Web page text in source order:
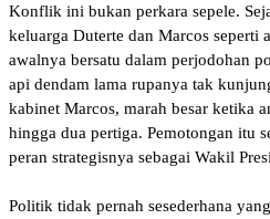
Konflik ini bukan perkara sepele.
keluarga Duterte dan Marcos seperti
awalnya bersatu dalam perjodohan
api dendam lama rupanya tak
kabinet Marcos, marah besar ketika
hingga dua pertiga. Pemotongan itu
peran strategisnya sebagai Wakil
Politik tidak pernah sesederhana